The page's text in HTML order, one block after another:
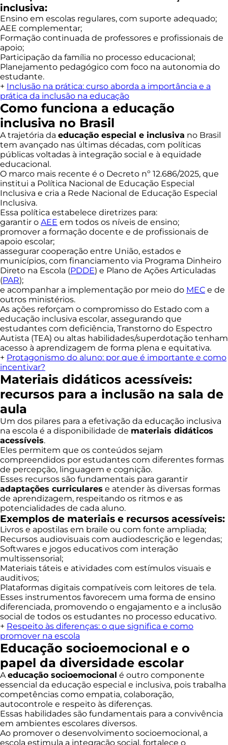
inclusiva:
Ensino em escolas regulares, com suporte adequado;
AEE complementar;
Formação continuada de professores e profissionais de
apoio;
Participação da família no processo educacional;
Planejamento pedagógico com foco na autonomia do
estudante.
+ Inclusão na prática: curso aborda a importância e a
prática da inclusão na educação
Como funciona a educação
inclusiva no Brasil
A trajetória da educação especial e inclusiva no Brasil
tem avançado nas últimas décadas, com políticas
públicas voltadas à integração social e à equidade
educacional.
O marco mais recente é o Decreto nº 12.686/2025, que
institui a Política Nacional de Educação Especial
Inclusiva e cria a Rede Nacional de Educação Especial
Inclusiva.
Essa política estabelece diretrizes para:
garantir o AEE em todos os níveis de ensino;
promover a formação docente e de profissionais de
apoio escolar;
assegurar cooperação entre União, estados e
municípios, com financiamento via Programa Dinheiro
Direto na Escola (PDDE) e Plano de Ações Articuladas
(PAR);
e acompanhar a implementação por meio do MEC e de
outros ministérios.
As ações reforçam o compromisso do Estado com a
educação inclusiva escolar, assegurando que
estudantes com deficiência, Transtorno do Espectro
Autista (TEA) ou altas habilidades/superdotação tenham
acesso à aprendizagem de forma plena e equitativa.
+ Protagonismo do aluno: por que é importante e como
incentivar?
Materiais didáticos acessíveis:
recursos para a inclusão na sala de
aula
Um dos pilares para a efetivação da educação inclusiva
na escola é a disponibilidade de materiais didáticos
acessíveis.
Eles permitem que os conteúdos sejam
compreendidos por estudantes com diferentes formas
de percepção, linguagem e cognição.
Esses recursos são fundamentais para garantir
adaptações curriculares e atender às diversas formas
de aprendizagem, respeitando os ritmos e as
potencialidades de cada aluno.
Exemplos de materiais e recursos acessíveis:
Livros e apostilas em braile ou com fonte ampliada;
Recursos audiovisuais com audiodescrição e legendas;
Softwares e jogos educativos com interação
multissensorial;
Materiais táteis e atividades com estímulos visuais e
auditivos;
Plataformas digitais compatíveis com leitores de tela.
Esses instrumentos favorecem uma forma de ensino
diferenciada, promovendo o engajamento e a inclusão
social de todos os estudantes no processo educativo.
+ Respeito às diferenças: o que significa e como
promover na escola
Educação socioemocional e o
papel da diversidade escolar
Aeducação socioemocional é outro componente
essencial da educação especial e inclusiva, pois trabalha
competências como empatia, colaboração,
autocontrole e respeito às diferenças.
Essas habilidades são fundamentais para a convivência
em ambientes escolares diversos.
Ao promover o desenvolvimento socioemocional, a
escola estimula a integração social, fortalece o